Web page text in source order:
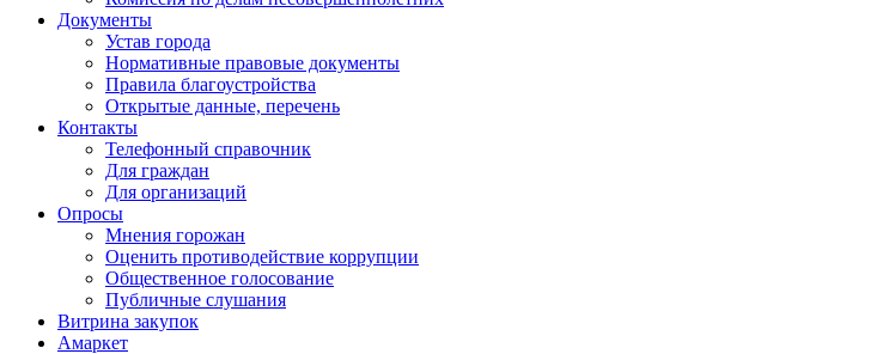
Документы
Устав города
Нормативные правовые документы
Правила благоустройства
Открытые данные, перечень
Контакты
Телефонный справочник
Для граждан
Для организаций
Опросы
Мнения горожан
Оценить противодействие коррупции
Общественное голосование
Публичные слушания
Витрина закупок
Амаркет